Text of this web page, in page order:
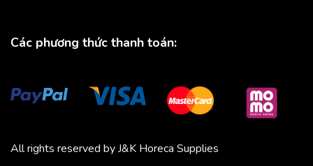
Các phương thức thanh toán:
All rights reserved by J&K Horeca Supplies